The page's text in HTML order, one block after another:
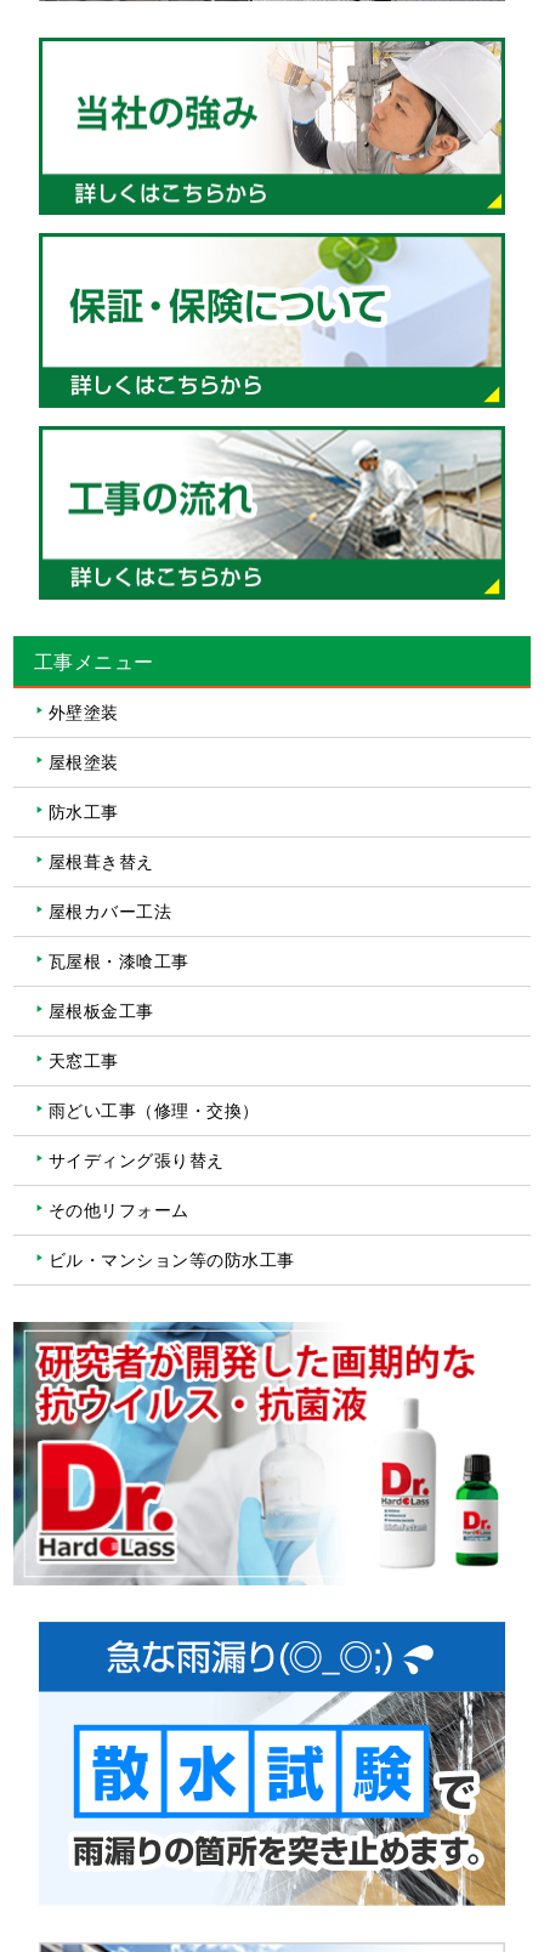
工事メニュー
外壁塗装
屋根塗装
防水工事
屋根葺き替え
屋根カバー工法
瓦屋根・漆喰工事
屋根板金工事
天窓工事
雨どい工事（修理・交換）
サイディング張り替え
その他リフォーム
ビル・マンション等の防水工事